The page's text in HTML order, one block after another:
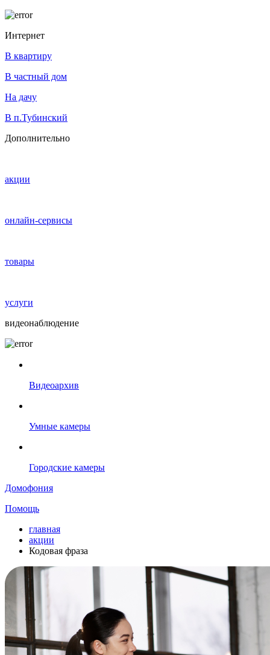
Интернет
В квартиру
В частный дом
На дачу
В п.Тубинский
Дополнительно
акции
онлайн-сервисы
товары
услуги
видеонаблюдение
Видеоархив
Умные камеры
Городские камеры
Домофония
Помощь
главная
акции
Кодовая фраза